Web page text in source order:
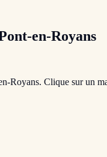
en-Royans
Royans. Clique sur un